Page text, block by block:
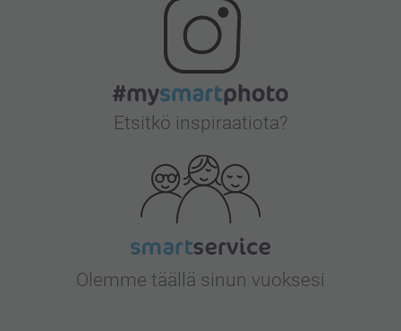
Etsitkö inspiraatiota?
Olemme täällä sinun vuoksesi